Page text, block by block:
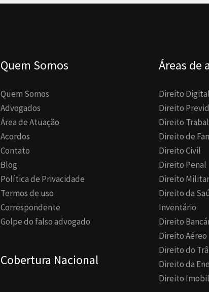
Quem Somos
Quem Somos
Advogados
Área de Atuação
Acordos
Contato
Blog
Política de Privacidade
Termos de uso
Correspondente
Golpe do falso advogado
Cobertura Nacional
Áreas de
Direito Digital
Direito
Direito
Direito de
Direito Civil
Direito Penal
Direito Militar
Direito da
Inventário
Direito
Direito Aéreo
Direito do
Direito da
Direito